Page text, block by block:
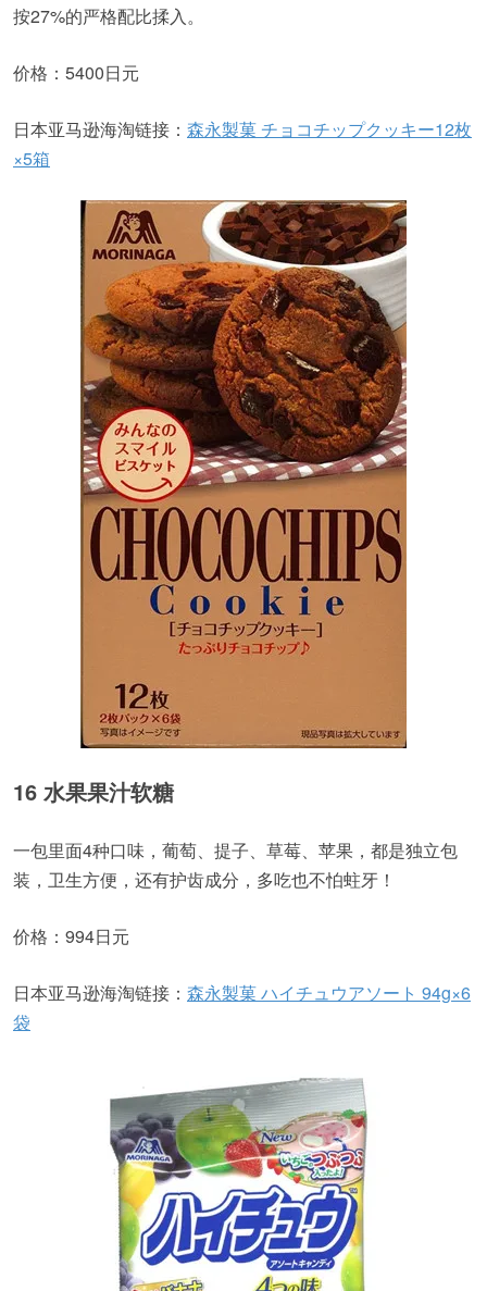
按27%的严格配比揉入。
价格：5400日元
日本亚马逊海淘链接： 森永製菓 チョコチップクッキー12枚
×5箱
16 水果果汁软糖
一包里面4种口味，葡萄、提子、草莓、苹果，都是独立包
装，卫生方便，还有护齿成分，多吃也不怕蛀牙！
价格：994日元
日本亚马逊海淘链接： 森永製菓 ハイチュウアソート 94g×6
袋